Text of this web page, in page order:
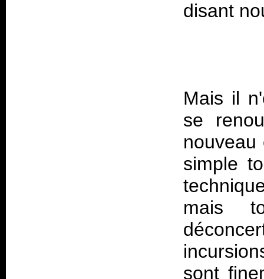
Mais il
se
nouveau
simple
mais
sont